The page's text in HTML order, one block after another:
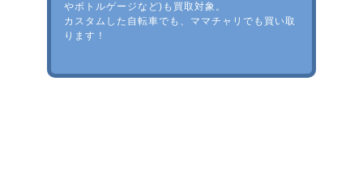
やボトルゲージなど)も買取対象。
カスタムした自転車でも、ママチャリでも買い取
ります！